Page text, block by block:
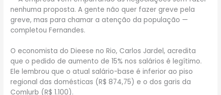
nenhuma proposta. A gente não quer fazer greve pela
greve, mas para chamar a atenção da população —
completou Fernandes.
O economista do Dieese no Rio, Carlos Jardel, acredita
que o pedido de aumento de 15% nos salários é legítimo.
Ele lembrou que o atual salário-base é inferior ao piso
regional das domésticas (R$ 874,75) e o dos garis da
Comlurb (R$ 1.100).